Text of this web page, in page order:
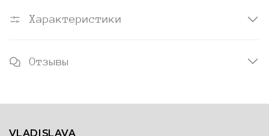
Характеристики
Отзывы
VLADISLAVA